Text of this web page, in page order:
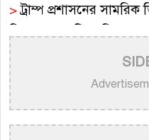
>ট্রাম্প প্রশাসনের
নিয়ে ক্ষুব্ধ কেটি পেরি
>
নতুন করে ভাইরাল ‘আজ
পেছনের গল্প